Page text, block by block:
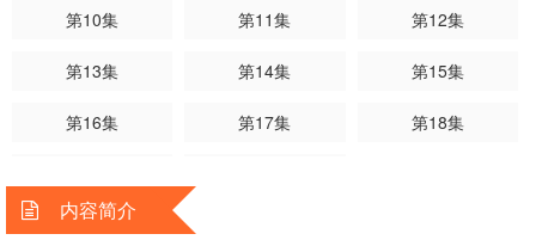
第10集 第11集 第12集
第13集 第14集 第15集
第16集 第17集 第18集
内容简介